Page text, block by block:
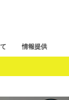
情報提供